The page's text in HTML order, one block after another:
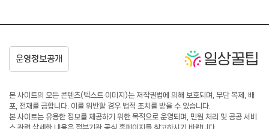
본 사이트의 모든 콘텐츠(텍스트·이미지)는 저작권법에 의해 보호되며, 무단 복제, 배
포, 전재를 금합니다. 이를 위반할 경우 법적 조치를 받을 수 있습니다.
본 사이트는 유용한 정보를 제공하기 위한 목적으로 운영되며, 민원 처리 및 공공 서비
스 관련 상세한 내용은 정부기관 공식 홈페이지를 참고하시기 바랍니다.